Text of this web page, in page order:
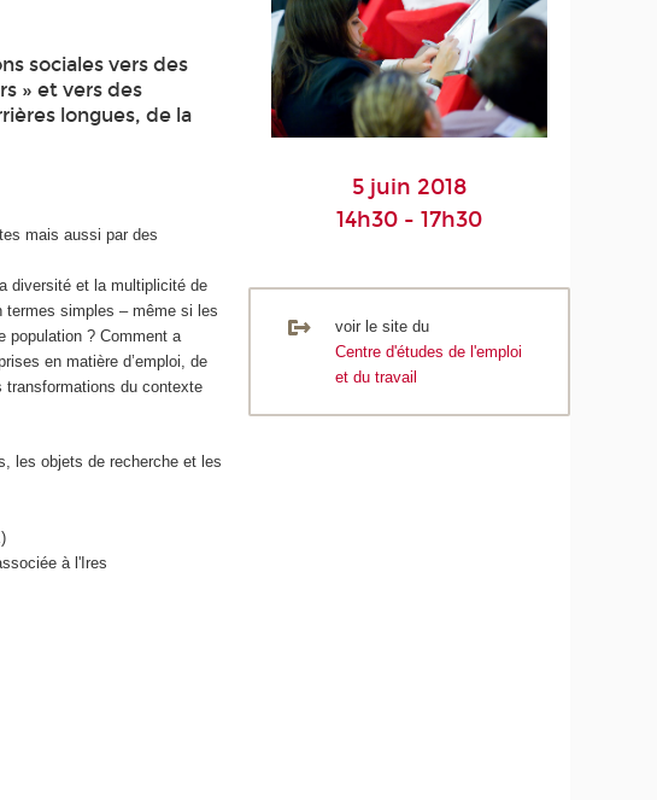
sociales vers des
» et vers des
longues, de la
mais aussi par des
diversité et la multiplicité de
termes simples – même si les
population ? Comment a
en matière d’emploi, de
transformations du contexte
les objets de recherche et les
à l'Ires
5 juin 2018
14h30 - 17h30
voir le site du
Centre d'études de l'emploi
et du travail